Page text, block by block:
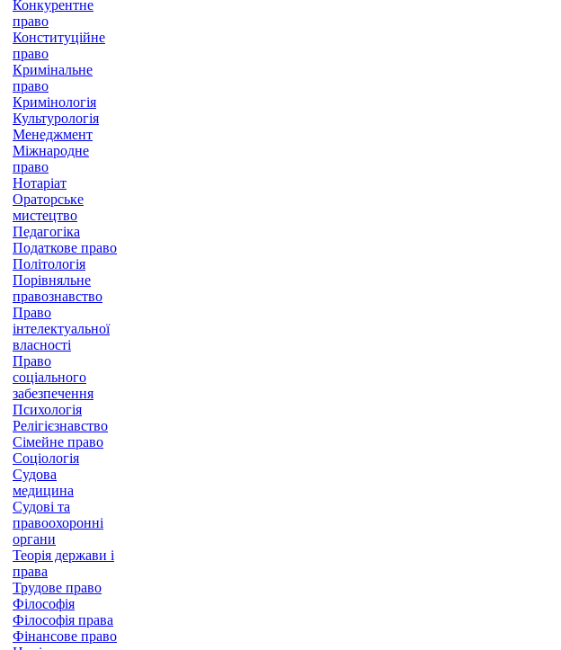
Конкурентне
право
Конституційне
право
Кримінальне
право
Кримінологія
Культурологія
Менеджмент
Міжнародне
право
Нотаріат
Ораторське
мистецтво
Педагогіка
Податкове право
Політологія
Порівняльне
правознавство
Право
інтелектуальної
власності
Право
соціального
забезпечення
Психологія
Релігієзнавство
Сімейне право
Соціологія
Судова
медицина
Судові та
правоохоронні
органи
Теорія держави і
права
Трудове право
Філософія
Філософія права
Фінансове право